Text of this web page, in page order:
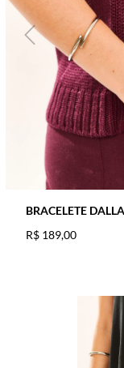
BRACELETE DALLA
R$ 189,00